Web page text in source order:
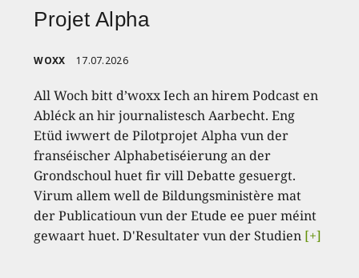
Projet Alpha
WOXX 17.07.2026
All Woch bitt d’woxx Iech an hirem Podcast en
Abléck an hir journalistesch Aarbecht. Eng
Etüd iwwert de Pilotprojet Alpha vun der
franséischer Alphabetiséierung an der
Grondschoul huet fir vill Debatte gesuergt.
Virum allem well de Bildungsministère mat
der Publicatioun vun der Etude ee puer méint
gewaart huet. D'Resultater vun der Studien [+]